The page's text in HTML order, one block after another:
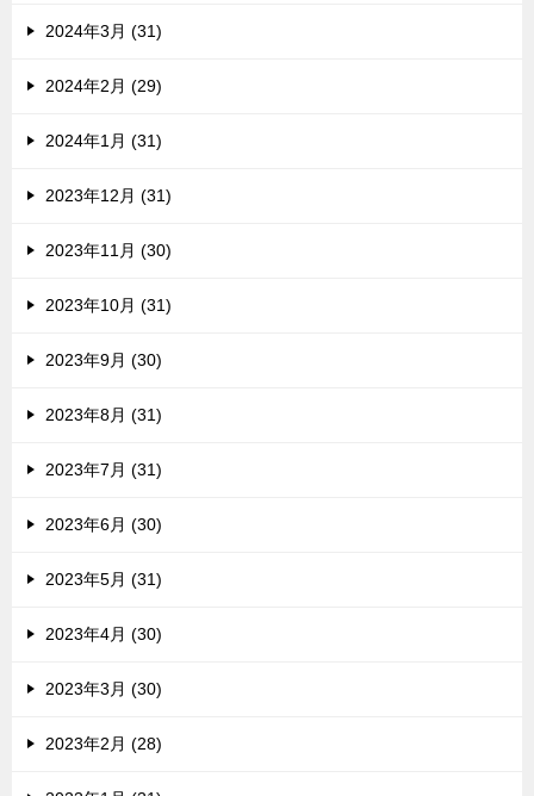
2024年3月 (31)
2024年2月 (29)
2024年1月 (31)
2023年12月 (31)
2023年11月 (30)
2023年10月 (31)
2023年9月 (30)
2023年8月 (31)
2023年7月 (31)
2023年6月 (30)
2023年5月 (31)
2023年4月 (30)
2023年3月 (30)
2023年2月 (28)